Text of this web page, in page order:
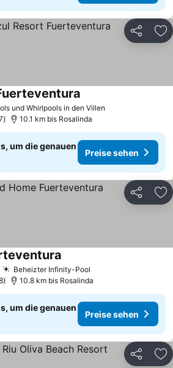
Teilen
und Whirlpools in den Villen
10.1 km bis Rosalinda
um die genauen
Preise sehen
Teilen
Beheizter Infinity-Pool
10.8 km bis Rosalinda
um die genauen
Preise sehen
Teilen